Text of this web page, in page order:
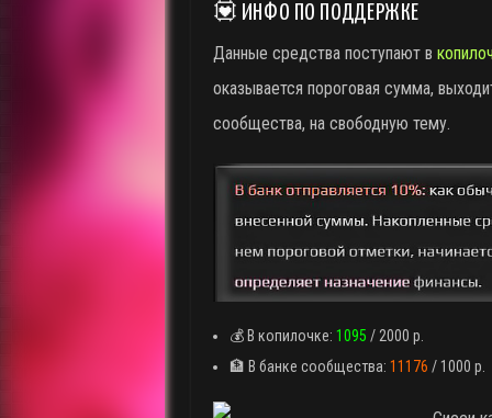
💟 ИНФО ПО ПОДДЕРЖКЕ
Данные средства поступают в
оказывается пороговая сумма,
сообщества, на свободную тему.
💰 В копилочке: 1095 / 2000 р.
🏦 В банке сообщества: 11176 / 1000 р.